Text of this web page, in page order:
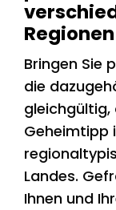
Bringen Sie
die
Geheimtipp
Landes.
Ihnen und